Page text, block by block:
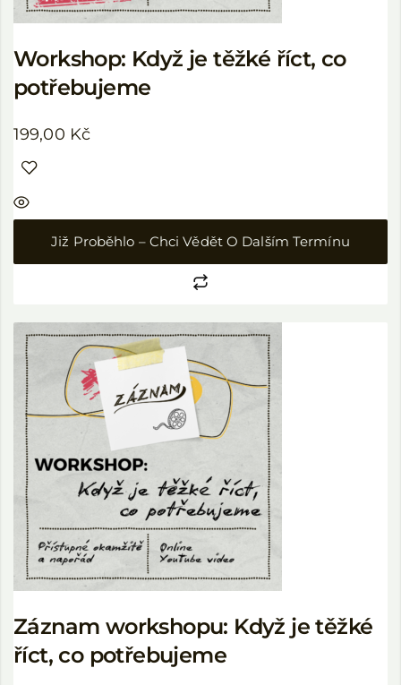
Workshop: Když je těžké říct, co
potřebujeme
199,00 Kč
Již Proběhlo – Chci Vědět O Dalším Termínu
Záznam workshopu: Když je těžké
říct, co potřebujeme